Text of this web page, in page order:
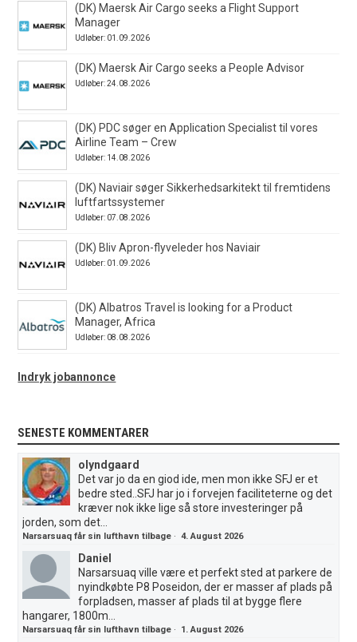
(DK) Maersk Air Cargo seeks a Flight Support
Manager
Udløber: 01.09.2026
(DK) Maersk Air Cargo seeks a People Advisor
Udløber: 24.08.2026
(DK) PDC søger en Application Specialist til vores
Airline Team – Crew
Udløber: 14.08.2026
(DK) Naviair søger Sikkerhedsarkitekt til fremtidens
luftfartssystemer
Udløber: 07.08.2026
(DK) Bliv Apron-flyveleder hos Naviair
Udløber: 01.09.2026
(DK) Albatros Travel is looking for a Product
Manager, Africa
Udløber: 08.08.2026
Indryk jobannonce
SENESTE KOMMENTARER
olyndgaard
Det var jo da en giod ide, men mon ikke SFJ er et
bedre sted..SFJ har jo i forvejen faciliteterne og det
kræver nok ikke lige så store investeringer på
jorden, som det...
Narsarsuaq får sin lufthavn tilbage ·4. August 2026
Daniel
Narsarsuaq ville være et perfekt sted at parkere de
nyindkøbte P8 Poseidon, der er masser af plads på
forpladsen, masser af plads til at bygge flere
hangarer, 1800m...
Narsarsuaq får sin lufthavn tilbage · 1. August 2026